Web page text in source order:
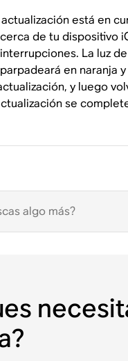
está en
de tu dispositivo
La luz
en naranja
y luego
se